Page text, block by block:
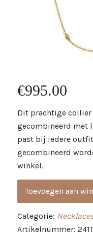
€995.00
Dit prachtige collier
gecombineerd met
past bij iedere
gecombineerd
winkel.
Toevoegen aan
Categorie:
Artikelnummer: